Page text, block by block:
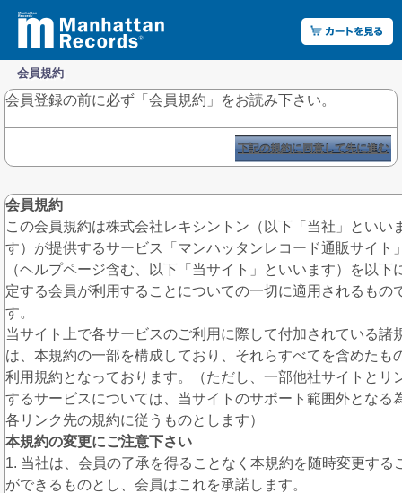
会員規約
会員登録の前に必ず「会員規約」をお読み下さい。
下記の規約に同意して先に進む
会員規約
この会員規約は株式会社レキシントン（以下「当社」といい
す）が提供するサービス「マンハッタンレコード通販サイト
（ヘルプページ含む、以下「当サイト」といいます）を以下
定する会員が利用することについての一切に適用されるもの
す。
当サイト上で各サービスのご利用に際して付加されている諸
は、本規約の一部を構成しており、それらすべてを含めたも
利用規約となっております。（ただし、一部他社サイトとリ
するサービスについては、当サイトのサポート範囲外となる
各リンク先の規約に従うものとします）
本規約の変更にご注意下さい
1. 当社は、会員の了承を得ることなく本規約を随時変更する
ができるものとし、会員はこれを承諾します。